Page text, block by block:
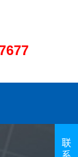
联
系